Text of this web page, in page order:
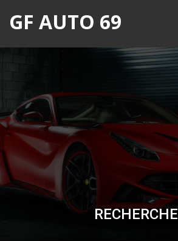
GF AUTO 69
RECHERCHE